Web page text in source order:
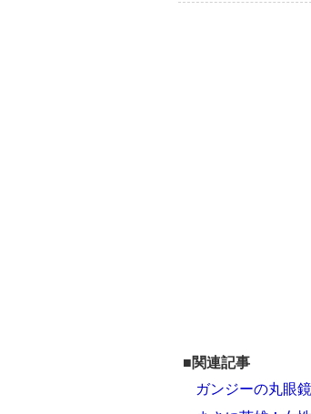
■関連記事
ガンジーの丸眼